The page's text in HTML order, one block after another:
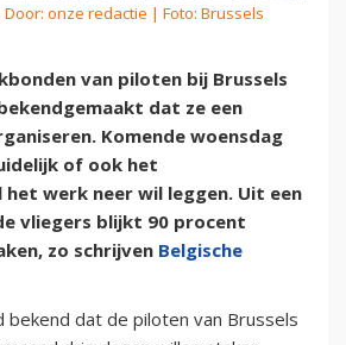
onze redactie | Foto: Brussels
van piloten bij Brussels
dat ze een
Komende woensdag
of ook het
het werk neer wil leggen. Uit een
vliegers blijkt 90 procent
zo schrijven Belgische
bekend dat de piloten van Brussels